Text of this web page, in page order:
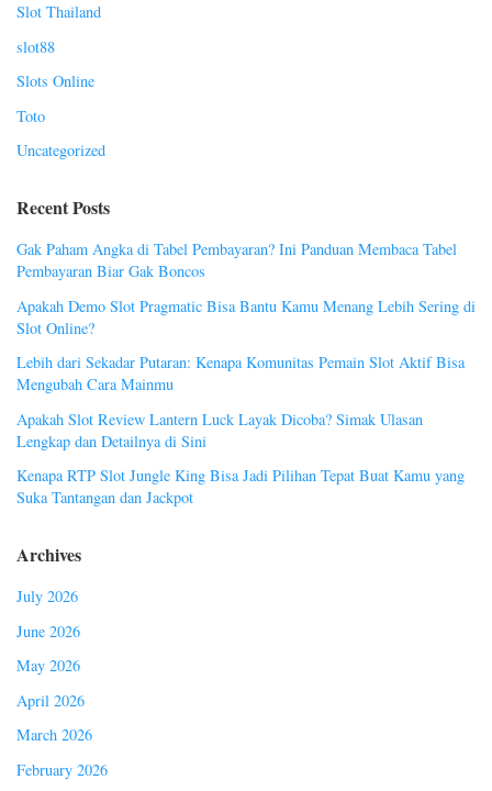
Slot Thailand
slot88
Slots Online
Toto
Uncategorized
Recent Posts
Gak Paham Angka di Tabel Pembayaran? Ini Panduan Membaca Tabel
Pembayaran Biar Gak Boncos
Apakah Demo Slot Pragmatic Bisa Bantu Kamu Menang Lebih Sering di
Slot Online?
Lebih dari Sekadar Putaran: Kenapa Komunitas Pemain Slot Aktif Bisa
Mengubah Cara Mainmu
Apakah Slot Review Lantern Luck Layak Dicoba? Simak Ulasan
Lengkap dan Detailnya di Sini
Kenapa RTP Slot Jungle King Bisa Jadi Pilihan Tepat Buat Kamu yang
Suka Tantangan dan Jackpot
Archives
July 2026
June 2026
May 2026
April 2026
March 2026
February 2026